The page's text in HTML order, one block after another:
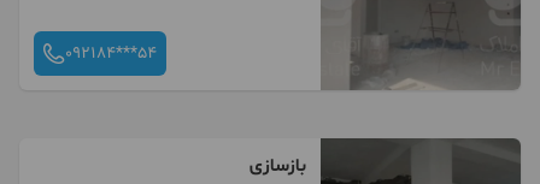
092184***54
بازسازی